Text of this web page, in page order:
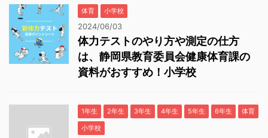
体育 小学校
2024/06/03
体力テストのやり方や測定の仕方
は、静岡県教育委員会健康体育課の
資料がおすすめ！小学校
1年生 2年生 3年生 4年生 5年生 6年生
体育
小学校